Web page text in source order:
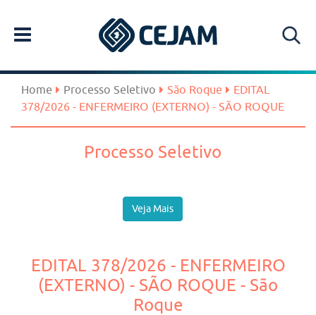
Home Processo Seletivo São Roque
EDITAL
378/2026 - ENFERMEIRO (EXTERNO) - SÃO ROQUE
Processo Seletivo
Veja Mais
EDITAL 378/2026 - ENFERMEIRO
(EXTERNO) - SÃO ROQUE - São
Roque